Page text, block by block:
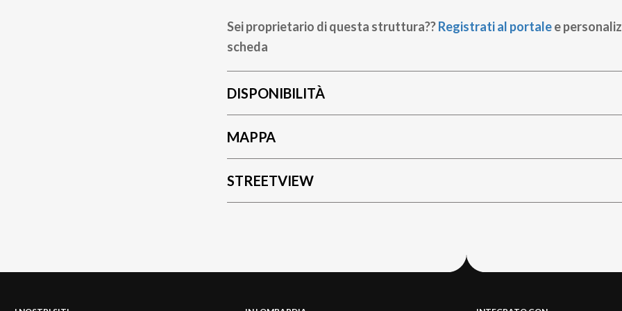
Sei proprietario di questa struttura??Registrati al portalee
scheda
DISPONIBILITÀ
MAPPA
STREETVIEW